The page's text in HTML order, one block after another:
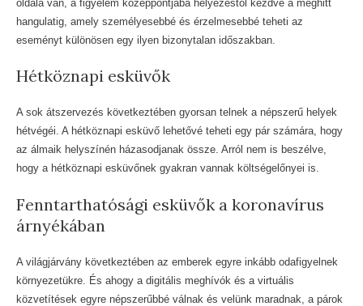
oldala van, a figyelem középpontjába helyezéstől kezdve a meghitt
hangulatig, amely személyesebbé és érzelmesebbé teheti az
eseményt különösen egy ilyen bizonytalan időszakban.
Hétköznapi esküvők
A sok átszervezés következtében gyorsan telnek a népszerű helyek
hétvégéi. A hétköznapi esküvő lehetővé teheti egy pár számára, hogy
az álmaik helyszínén házasodjanak össze. Arról nem is beszélve,
hogy a hétköznapi esküvőnek gyakran vannak költségelőnyei is.
Fenntarthatósági esküvők a koronavírus
árnyékában
A világjárvány következtében az emberek egyre inkább odafigyelnek
környezetükre. És ahogy a digitális meghívók és a virtuális
közvetítések egyre népszerűbbé válnak és velünk maradnak, a párok